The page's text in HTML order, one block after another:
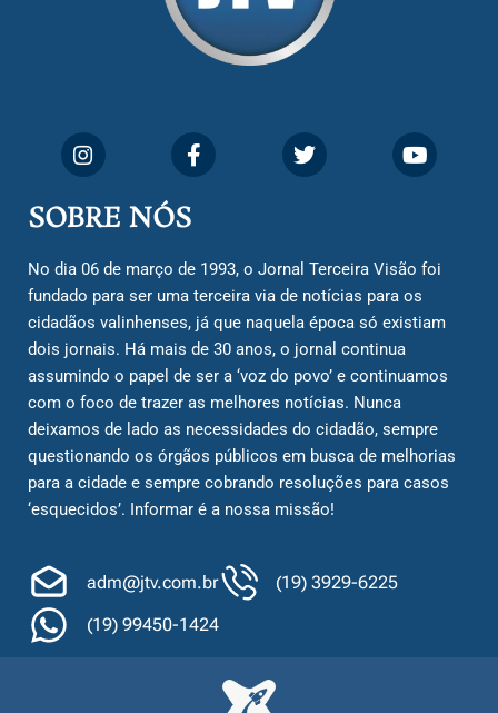
SOBRE NÓS
No dia 06 de março de 1993, o Jornal Terceira Visão foi
fundado para ser uma terceira via de notícias para os
cidadãos valinhenses, já que naquela época só existiam
dois jornais. Há mais de 30 anos, o jornal continua
assumindo o papel de ser a ‘voz do povo’ e continuamos
com o foco de trazer as melhores notícias. Nunca
deixamos de lado as necessidades do cidadão, sempre
questionando os órgãos públicos em busca de melhorias
para a cidade e sempre cobrando resoluções para casos
‘esquecidos’. Informar é a nossa missão!
adm@jtv.com.br
(19) 3929-6225
(19) 99450-1424